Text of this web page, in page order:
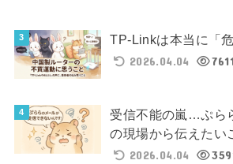
TP-Linkは本当に「
2026.04.04
受信不能の嵐…ぷら
の現場から伝えたい
2026.04.04